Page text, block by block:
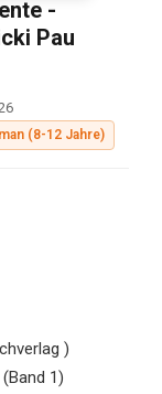
-
Pau
(8-12 Jahre)
)
1)